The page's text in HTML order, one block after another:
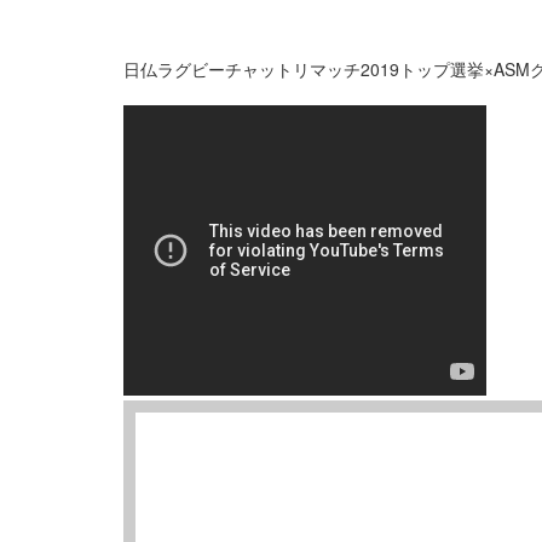
日仏ラグビーチャットリマッチ2019トップ選挙×ASM